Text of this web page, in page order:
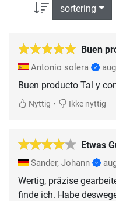
sortering
Buen
Antonio solera
Buen producto Tal y
Nyttig • Ikke nyttig
Etwas
Sander, Johann
Wertig, präzise
finde ich. Habe